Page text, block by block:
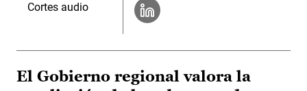
Cortes audio
El Gobierno regional valora la